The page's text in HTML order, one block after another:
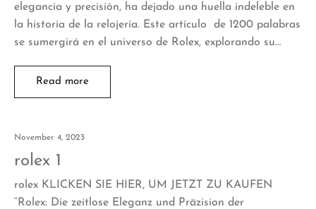
elegancia y precisión, ha dejado una huella indeleble en
la historia de la relojería. Este artículo de 1200 palabras
se sumergirá en el universo de Rolex, explorando su…
Read more
November 4, 2023
rolex 1
rolex KLICKEN SIE HIER, UM JETZT ZU KAUFEN
“Rolex: Die zeitlose Eleganz und Präzision der